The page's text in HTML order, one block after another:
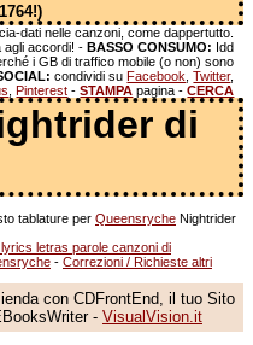
dati nelle canzoni, come dappertutto.
agli accordi! -BASSO CONSUMO: Idd
i GB di traffico mobile (o non) sono
condividi suFacebook ,Twitter,
,Pinterest -STAMPA pagina -CERCA
di
tablature per Queensryche Nightrider
letras parole canzoni di
- Correzioni / Richieste altri
con CDFrontEnd, il tuo Sito
- VisualVision.it